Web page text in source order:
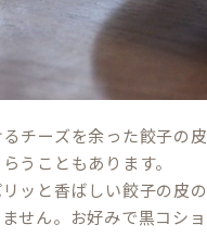
チーズを余った餃子の
うこともあります。
ッと香ばしい餃子の皮
せん。お好みで黒コシ